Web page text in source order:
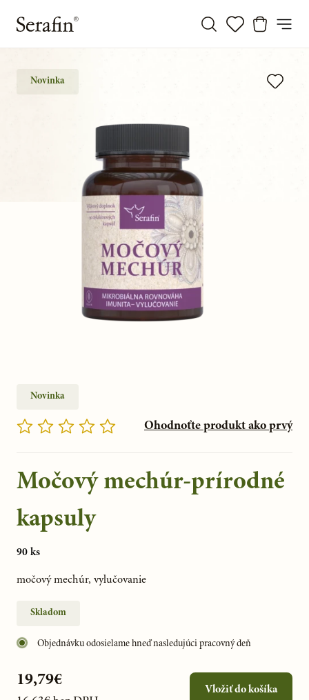
Novinka
Novinka
Ohodnoťte produkt ako prvý
Močový mechúr-prírodné
kapsuly
90 ks
močový mechúr, vylučovanie
Skladom
Objednávku odosielame hneď nasledujúci pracovný deň
19,79€
Vložiť do košíka